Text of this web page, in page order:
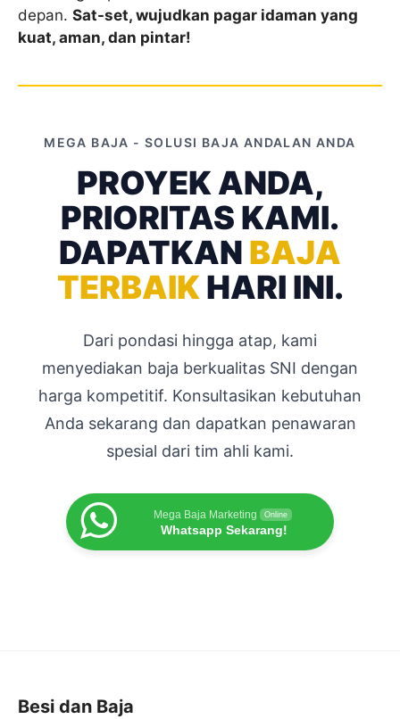
depan. Sat-set, wujudkan pagar idaman yang
kuat, aman, dan pintar!
MEGA BAJA - SOLUSI BAJA ANDALAN ANDA
PROYEK ANDA,
PRIORITAS KAMI.
DAPATKAN BAJA
TERBAIKHARI INI.
Dari pondasi hingga atap, kami
menyediakan baja berkualitas SNI dengan
harga kompetitif. Konsultasikan kebutuhan
Anda sekarang dan dapatkan penawaran
spesial dari tim ahli kami.
Mega Baja Marketing Online
Whatsapp Sekarang!
Besi dan Baja